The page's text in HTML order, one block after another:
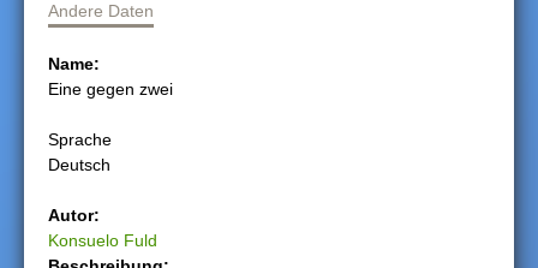
e
s
n
d
Andere Daten
Name:
Eine gegen zwei
Sprache
Deutsch
Autor:
Konsuelo Fuld